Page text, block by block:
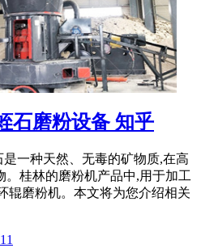
石磨粉设备 知乎
是一种天然、无毒的矿物质,在高
。桂林的磨粉机产品中,用于加工
辊磨粉机。本文将为您介绍相关